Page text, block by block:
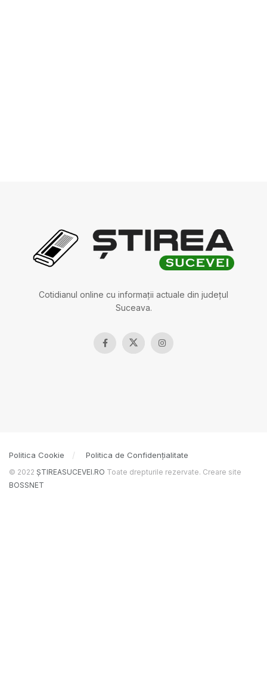
Cotidianul online cu informații actuale din județul
Suceava.
Politica Cookie Politica de Confidențialitate
© 2022 ȘTIREASUCEVEI.RO Toate drepturile rezervate. Creare site
BOSSNET